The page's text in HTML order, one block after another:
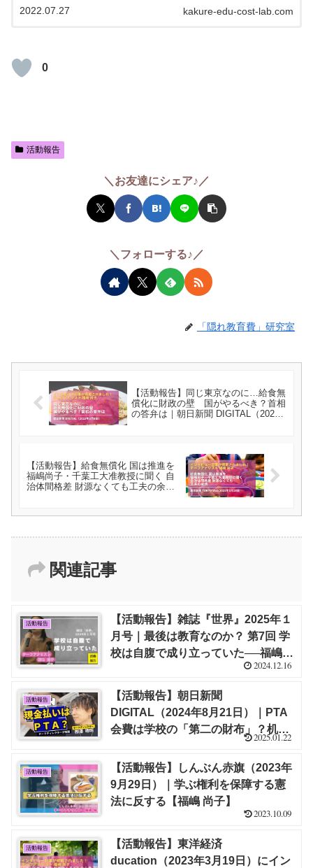
依頼を受け、オンラインで90分ほどの話...
kakure-edu-cost-lab.com
2022.07.27
0
活動報告
＼お友達にシェア♪／
＼フォローする♪／
「隠れ教育費」研究室
【活動報告】同じ東京なのに…給食無
償化に財政の壁 国がやるべき？首相
の答弁は｜朝日新聞 DIGITAL（2023
【活動報告】給食無償化 国は推進を
福嶋尚子・千葉工大准教授に聞く 自
治体間格差 財源なくても工夫の余地
した！｜福嶋 尚子
関連記事
活動報告
【活動報告】雑誌『世界』2025年１
月号｜最後は教育なのか？ 第7回 学
校は自腹で成り立っていた──福嶋尚
子さんに聞く 武田砂鉄（ライター）
2024.12.16
活動報告
【活動報告】朝日新聞
DIGITAL（2024年8月21日）｜PTA
会費は学校の「第二の財布」？机や
明】
2025.01.22
活動報告
【活動報告】しんぶん赤旗（2023年
9月29日）｜学ぶ権利を保障する憲
法に反する【福嶋 尚子】
2023.10.09
活動報告
【活動報告】東洋経済
ducation（2023年3月19日）にイン